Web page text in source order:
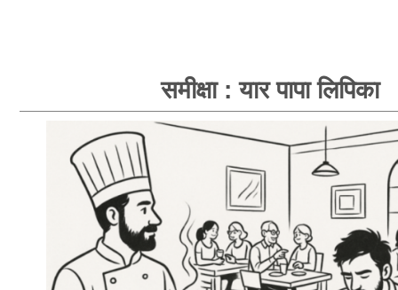
समीक्षा : यार पापा लिपिका